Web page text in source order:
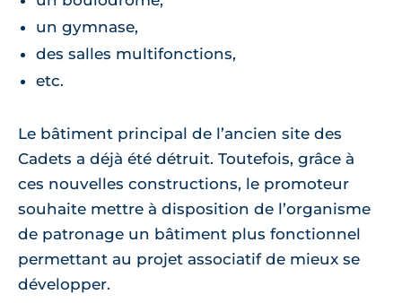
un gymnase,
des salles multifonctions,
etc.
Le bâtiment principal de l’ancien site des
Cadets a déjà été détruit. Toutefois, grâce à
ces nouvelles constructions, le promoteur
souhaite mettre à disposition de l’organisme
de patronage un bâtiment plus fonctionnel
permettant au projet associatif de mieux se
développer.